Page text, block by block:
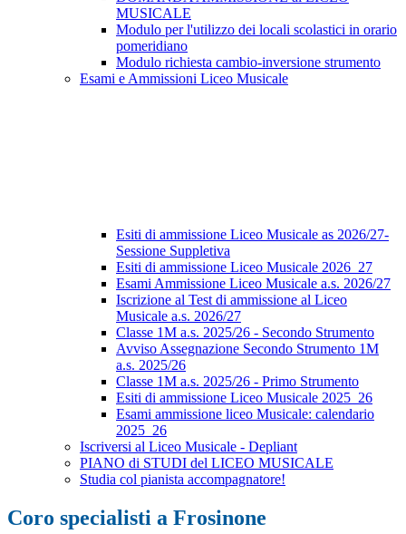
MUSICALE
Modulo per l'utilizzo dei locali scolastici in orario
pomeridiano
Modulo richiesta cambio-inversione strumento
Esami e Ammissioni Liceo Musicale
Esiti di ammissione Liceo Musicale as 2026/27-
Sessione Suppletiva
Esiti di ammissione Liceo Musicale 2026_27
Esami Ammissione Liceo Musicale a.s. 2026/27
Iscrizione al Test di ammissione al Liceo
Musicale a.s. 2026/27
Classe 1M a.s. 2025/26 - Secondo Strumento
Avviso Assegnazione Secondo Strumento 1M
a.s. 2025/26
Classe 1M a.s. 2025/26 - Primo Strumento
Esiti di ammissione Liceo Musicale 2025_26
Esami ammissione liceo Musicale: calendario
2025_26
Iscriversi al Liceo Musicale - Depliant
PIANO di STUDI del LICEO MUSICALE
Studia col pianista accompagnatore!
Coro specialisti a Frosinone